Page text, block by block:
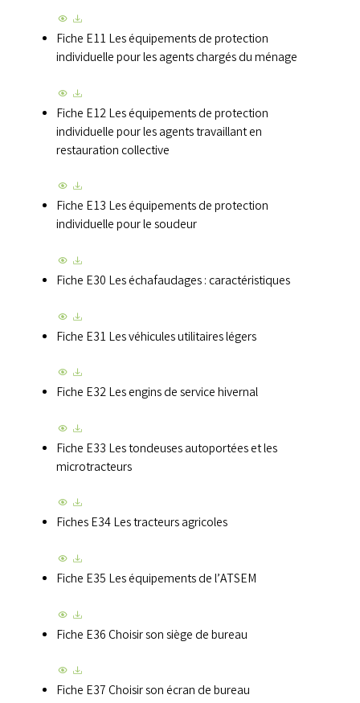
Fiche E11 Les équipements de protection
individuelle pour les agents chargés du ménage
Fiche E12 Les équipements de protection
individuelle pour les agents travaillant en
restauration collective
Fiche E13 Les équipements de protection
individuelle pour le soudeur
Fiche E30 Les échafaudages : caractéristiques
Fiche E31 Les véhicules utilitaires légers
Fiche E32 Les engins de service hivernal
Fiche E33 Les tondeuses autoportées et les
microtracteurs
Fiches E34 Les tracteurs agricoles
Fiche E35 Les équipements de l’ATSEM
Fiche E36 Choisir son siège de bureau
Fiche E37 Choisir son écran de bureau